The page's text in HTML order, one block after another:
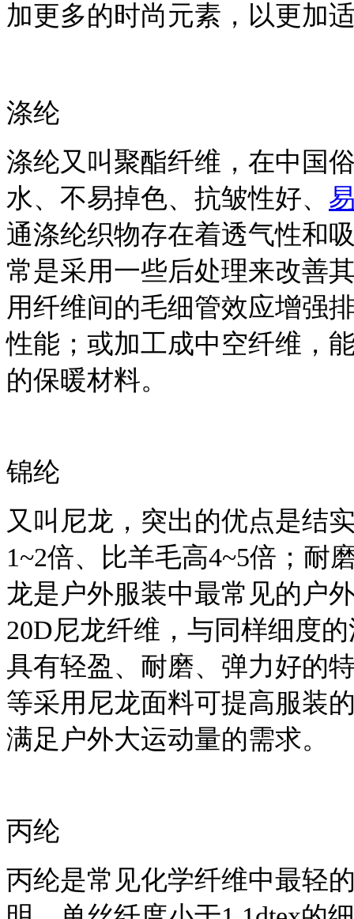
加更多的时尚元素，以更加
涤纶
涤纶又叫聚酯纤维，在中国
水、不易掉色、抗皱性好、
通涤纶织物存在着透气性和
常是采用一些后处理来改善
用纤维间的毛细管效应增强
性能；或加工成中空纤维，
的保暖材料。
锦纶
又叫尼龙，突出的优点是结
1~2倍、比羊毛高4~5倍；耐
龙是户外服装中最常见的户
20D尼龙纤维，与同样细度
具有轻盈、耐磨、弹力好的
等采用尼龙面料可提高服装
满足户外大运动量的需求。
丙纶
丙纶是常见化学纤维中最轻